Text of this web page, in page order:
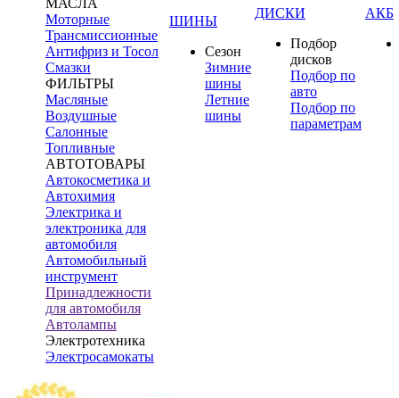
Моторные
Трансмиссионные
Антифриз и Тосол
Смазки
ФИЛЬТРЫ
Масляные
Воздушные
Салонные
Топливные
АВТОТОВАРЫ
Автокосметика и
Автохимия
Электрика и
электроника для
автомобиля
Автомобильный
инструмент
Принадлежности
для автомобиля
Автолампы
Электротехника
Электросамокаты
ШИНЫ
Сезон
Зимние
шины
Летние
шины
ДИСКИ
Подбор
дисков
Подбор по
авто
Подбор по
параметрам
АКБ